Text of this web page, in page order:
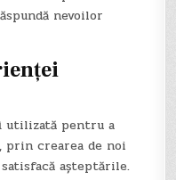
nevoilor
utilizată pentru a
crearea de noi
așteptările.